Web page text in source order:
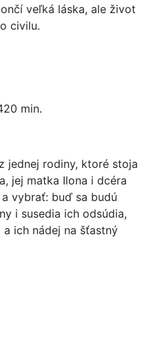
veľká láska, ale život
civilu.
min.
jednej rodiny, ktoré stoja
jej matka Ilona i dcéra
vybrať: buď sa budú
i susedia ich odsúdia,
ich nádej na šťastný